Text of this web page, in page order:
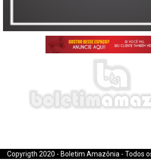
Copyrigth 2020 - Boletim Amazônia - Todos